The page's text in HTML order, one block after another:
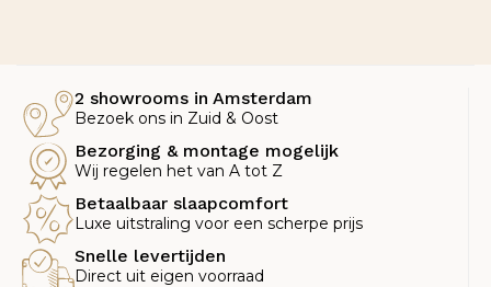
2 showrooms in Amsterdam
Bezoek ons in Zuid & Oost
Bezorging & montage mogelijk
Wij regelen het van A tot Z
Betaalbaar slaapcomfort
Luxe uitstraling voor een scherpe prijs
Snelle levertijden
Direct uit eigen voorraad